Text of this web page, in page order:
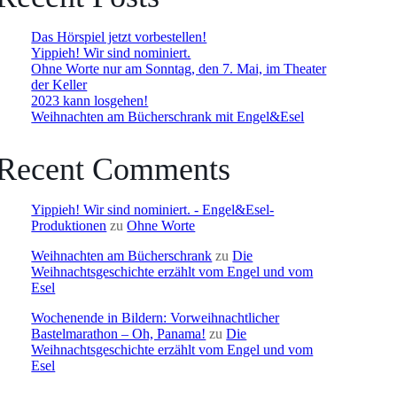
Das Hörspiel jetzt vorbestellen!
Yippieh! Wir sind nominiert.
Ohne Worte nur am Sonntag, den 7. Mai, im Theater
der Keller
2023 kann losgehen!
Weihnachten am Bücherschrank mit Engel&Esel
Comments
Yippieh! Wir sind nominiert. - Engel&Esel-
Produktionen zuOhne Worte
Weihnachten am Bücherschrank zuDie
Weihnachtsgeschichte erzählt vom Engel und vom
Esel
Wochenende in Bildern: Vorweihnachtlicher
Bastelmarathon – Oh, Panama! zuDie
Weihnachtsgeschichte erzählt vom Engel und vom
Esel